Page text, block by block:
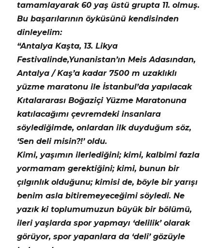
tamamlayarak 60 yaş üstü grupta 11. olmuş.
Bu başarılarının öyküsünü kendisinden
dinleyelim:
“Antalya Kaşta, 13. Likya
Festivalinde,Yunanistan’ın Meis Adasından,
Antalya / Kaş’a kadar 7500 m uzaklıklı
yüzme maratonu ile İstanbul’da yapılacak
Kıtalararası Boğaziçi Yüzme Maratonuna
katılacağımı çevremdeki insanlara
söylediğimde, onlardan ilk duyduğum söz,
‘Sen deli misin?!’ oldu.
Kimi, yaşımın ilerlediğini; kimi, kalbimi fazla
yormamam gerektiğini; kimi, bunun bir
çılgınlık olduğunu; kimisi de, böyle bir yarışı
benim asla bitiremeyeceğimi söyledi. Ne
yazık ki toplumumuzun büyük bir bölümü,
ileri yaşlarda spor yapmayı ‘delilik’ olarak
görüyor, spor yapanlara da ‘deli’ gözüyle